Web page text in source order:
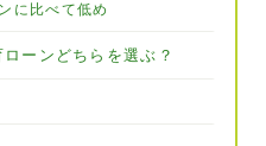
に比べて低め
ーンどちらを選ぶ？